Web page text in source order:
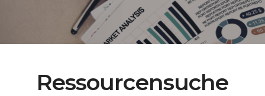
Ressourcensuche